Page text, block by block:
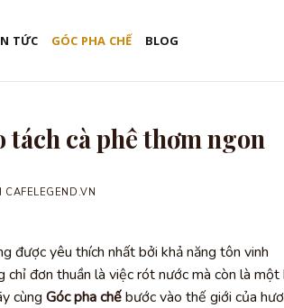
TỨC GÓC PHA CHẾ BLOG
tách cà phê thơm ngon
CAFELEGEND.VN
được yêu thích nhất bởi khả năng tôn vinh
đơn thuần là việc rót nước mà còn là một
cùng Góc pha chếbước vào thế giới của